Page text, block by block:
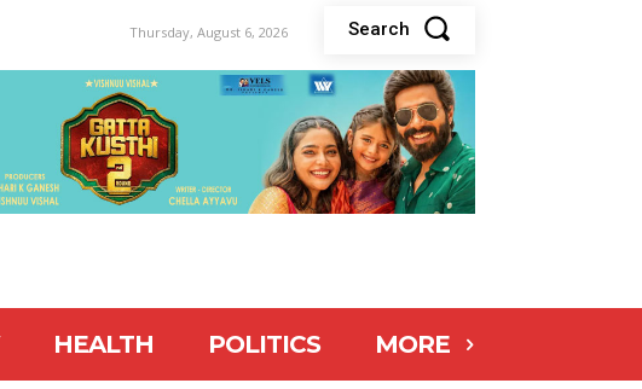
Thursday, August 6, 2026 Search
HEALTH POLITICS MORE